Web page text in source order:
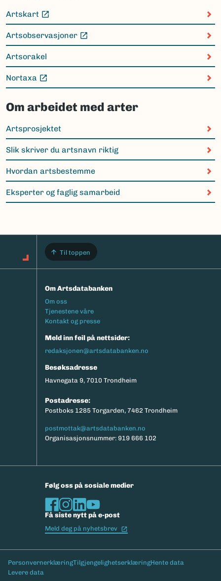
Artskart
(Ekstern lenke)
Artsobservasjoner
(Ekstern lenke)
Artsorakel
Nortaxa
(Ekstern lenke)
Om arbeidet med arter
Artsprosjektet
Slik skriver du artsnavn riktig
Hvordan artsbestemme
Eksperter og faglig samarbeid
Til toppen
Om Artsdatabanken
Footermeny
Om oss
Tjenestene våre
Kontakt og presse
Meld inn feil på nettsider:
redaksjonen@artsdatabanken.no
Besøksadresse
Havnegata 9, 7010 Trondheim
Postadresse:
Postboks 1285 Torgarden, 7462 Trondheim
postmottak@artsdatabanken.no
Organisasjonsnummer: 919 666 102
Følg oss på sosiale medier
Få siste nytt på e-post
Meld deg på nyhetsbrev
Bunntekst
PersonvernerklæringTilgjengelighetserklæringHente data
Levere data